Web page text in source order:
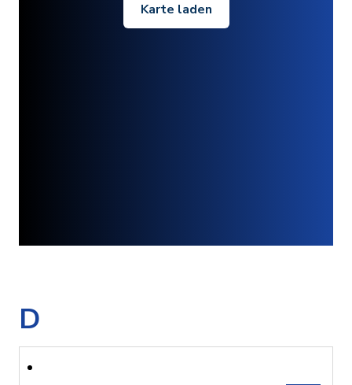
Karte laden
D